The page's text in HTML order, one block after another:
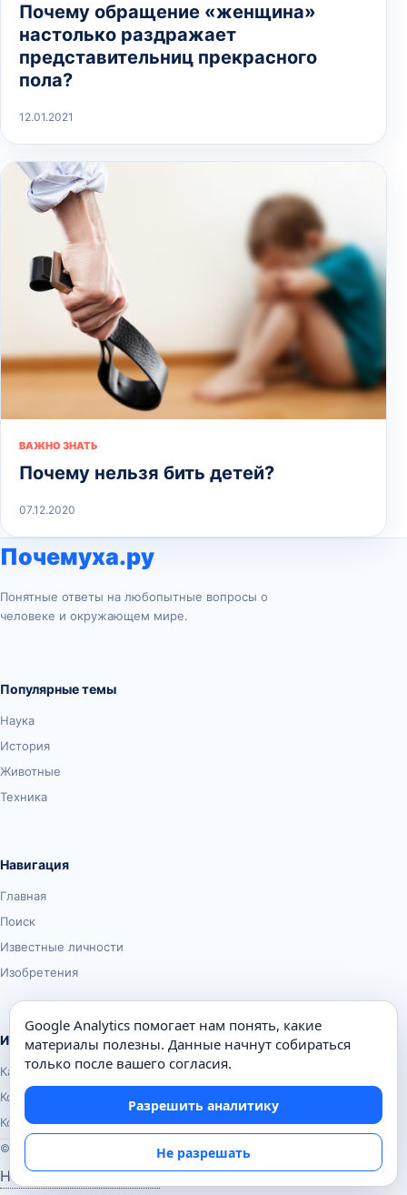
Почему обращение «женщина»
настолько раздражает
представительниц прекрасного
пола?
12.01.2021
ВАЖНО ЗНАТЬ
Почему нельзя бить детей?
07.12.2020
Почемуха.ру
Понятные ответы на любопытные вопросы о
человеке и окружающем мире.
Популярные темы
Наука
История
Животные
Техника
Навигация
Главная
Поиск
Известные личности
Изобретения
Информация
Карта сайта
Контакты
Конфиденциальность
© Почемуха.ру, 2010–2026
Настройки аналитики
Google Analytics помогает нам понять, какие
материалы полезны. Данные начнут собираться
только после вашего согласия.
Разрешить аналитику
Не разрешать